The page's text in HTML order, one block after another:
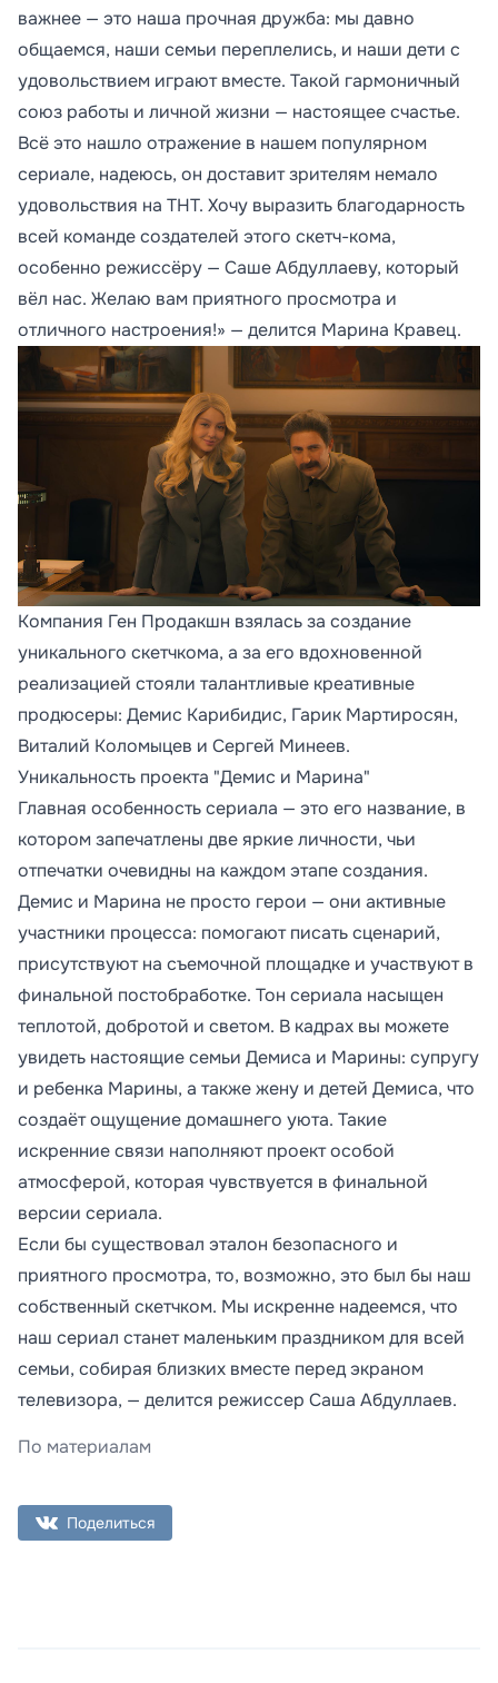
важнее — это наша прочная дружба: мы давно
общаемся, наши семьи переплелись, и наши дети с
удовольствием играют вместе. Такой гармоничный
союз работы и личной жизни — настоящее счастье.
Всё это нашло отражение в нашем популярном
сериале, надеюсь, он доставит зрителям немало
удовольствия на ТНТ. Хочу выразить благодарность
всей команде создателей этого скетч-кома,
особенно режиссёру — Саше Абдуллаеву, который
вёл нас. Желаю вам приятного просмотра и
отличного настроения!» — делится Марина Кравец.
Компания Ген Продакшн взялась за создание
уникального скетчкома, а за его вдохновенной
реализацией стояли талантливые креативные
продюсеры: Демис Карибидис, Гарик Мартиросян,
Виталий Коломыцев и Сергей Минеев.
Уникальность проекта "Демис и Марина"
Главная особенность сериала — это его название, в
котором запечатлены две яркие личности, чьи
отпечатки очевидны на каждом этапе создания.
Демис и Марина не просто герои — они активные
участники процесса: помогают писать сценарий,
присутствуют на съемочной площадке и участвуют в
финальной постобработке. Тон сериала насыщен
теплотой, добротой и светом. В кадрах вы можете
увидеть настоящие семьи Демиса и Марины: супругу
и ребенка Марины, а также жену и детей Демиса, что
создаёт ощущение домашнего уюта. Такие
искренние связи наполняют проект особой
атмосферой, которая чувствуется в финальной
версии сериала.
Если бы существовал эталон безопасного и
приятного просмотра, то, возможно, это был бы наш
собственный скетчком. Мы искренне надеемся, что
наш сериал станет маленьким праздником для всей
семьи, собирая близких вместе перед экраном
телевизора, — делится режиссер Саша Абдуллаев.
По материалам
Поделиться